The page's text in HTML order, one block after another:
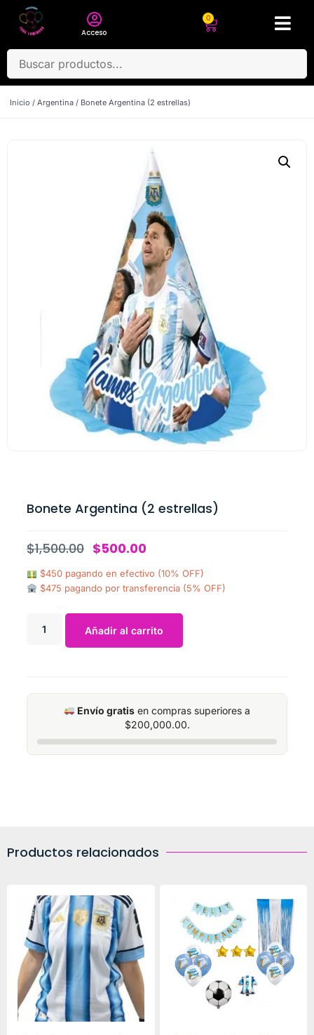
Acceso
0
Inicio / Argentina / Bonete Argentina (2 estrellas)
Bonete Argentina (2 estrellas)
$1,500.00 $500.00
$450 pagando en efectivo (10% OFF)
$475 pagando por transferencia (5% OFF)
Añadir al carrito
Envío gratis en compras superiores a
$200,000.00.
Productos relacionados